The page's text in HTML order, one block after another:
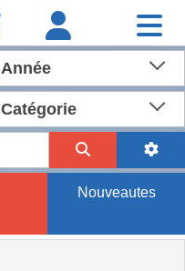
Année
Catégorie
Nouveautes